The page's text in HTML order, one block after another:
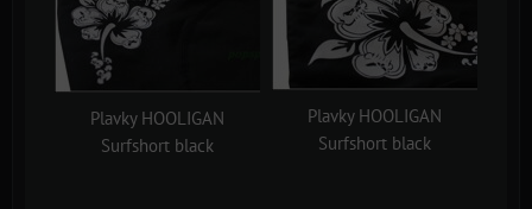
Plavky HOOLIGAN
Surfshort black
Plavky HOOLIGAN
Surfshort black